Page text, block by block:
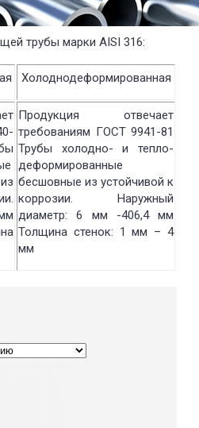
трубы марки AISI 316:
Холоднодеформированная
Продукция отвечает
требованиям ГОСТ 9941-81
Трубы холодно- и тепло-
деформированные
бесшовные из устойчивой к
коррозии. Наружный
диаметр: 6 мм -406,4 мм
Толщина стенок: 1 мм – 4
мм